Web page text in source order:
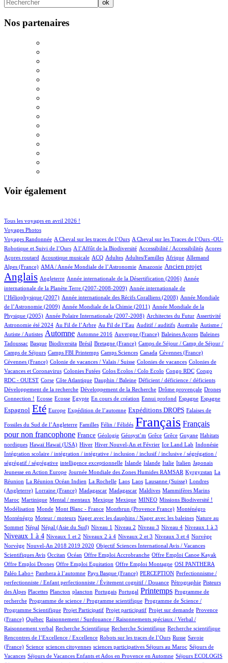
Nos partenaires
Voir également
Tous les voyages en avril 2026 !
194/1040
Voyages Photos
162/1040
Voyages Randonnée
5/1040 A Cheval sur les traces de l’Ours
4/1040
A Cheval sur les Traces de l’Ours -OU-
Robotique et Suivi de l’Ours
4/1040 A l’Affût de la Biodiversité
2/1040 Accessibilité / Accessibilités
6/1040 Acores
1/1040
Açores routard
3/1040 Acoustique musicale
93/1040 ACQ
36/1040 Adultes
16/1040 Adultes/Familles
2/1040 Afrique
70/1040 Allemand
30/1040
Alpes (France)
13/1040 AMA / Année Mondiale de l’Astronomie
8/1040 Amazonie
302/1040 Ancien projet
815/1040
Anglais
81/1040 Angleterre
6/1040 Année internationale de la Désertification (2006)
14/1040
Année
internationale de la Planète Terre (2007-2008-2009)
4/1040
Année internationale de
l’Héliophysique (2007)
1/1040 Année internationale des Récifs Coralliens (2008)
12/1040
Année Mondiale
de l’Astronomie (2009)
2/1040 Année Mondiale de la Chimie (2011)
15/1040
Année Mondiale de la
Physique (2005)
5/1040 Année Polaire Internationale (2007-2008)
2/1040 Architectes du Futur
1/1040 Assertivité
38/1040
Astronomie été 2024
25/1040 Au Fil de l’Arbre
13/1040 Au Fil de l’Eau
2/1040 Auditif / auditifs
1/1040 Australie
2/1040
Autisme /
Autiste / Autistes
474/1040 Automne
5/1040 Automne 2016
7/1040 Auvergne (France)
1/1040 Baleines Açores
2/1040
Baleines
Tadoussac
1/1040 Basque
96/1040 Biodiversita
2/1040 Brésil
17/1040 Bretagne (France)
102/1040
Camps de Séjour / Camp de Séjour /
Camps de Séjours
3/1040 Camps FBI Printemps
13/1040 Camps Sciences
7/1040 Canada
3/1040 Cévennes (France)
2/1040
Cévennes (France)
1/1040 Colonie de vacances / Valais / Suisse
5/1040 Colonies de vacances
4/1040
Colonies de
Vacances et Coronavirus
1/1040 Colonies Futées
1/1040 Colos Ecolos / Colo Ecolo
2/1040 Congo RDC
2/1040
Congo
RDC - OUEST
1/1040 Corse
25/1040 Côte Atlantique
1/1040 Dauphin / Baleine
2/1040 Déficient / déficience / déficients
1/1040
Développement de la recherche
1/1040 Développement de la Recherche
2/1040 Drôme provençale
26/1040
Drones
Connection !
2/1040 Ecosse
2/1040 Ecosse
1/1040 Egypte
19/1040 En cours de création
1/1040 Ennui profond
41/1040 Espagne
20/1040 Espagne
286/1040
Espagnol
784/1040Eté
13/1040 Europe
169/1040 Expédition de l’automne
262/1040 Expéditions DROPS
9/1040 Falaises de
Fossiles du Sud de l’Angleterre Familles Félin / Félidés Français Français
pour non francophone
324/1040 France
48/1040 Géologie
1/1040 Géosyst’m
1/1040 Grêce
1/1040 Grêce
1/1040 Guyane
3/1040
Habitats
nordiques
2/1040 Hawaï
2/1040 Hawaï (USA)
166/1040 Hiver
32/1040 Hiver Nouvel-An et Février
14/1040 Ice Land Lab
2/1040 Indonésie
1/1040
Intégration scolaire / intégration / intégrative / inclusion / inclusif / inclusive / ségrégation /
ségrégatif / ségrégative
1/1040 intelligence exceptionnelle
15/1040 Islande
14/1040 Islande
9/1040 Italie
78/1040 Italien
6/1040 Japonais
2/1040
Jeunesse en Action Europe
5/1040 Journée Mondiale des Zones Humides RAMSAR
95/1040 Kyrgyzstan
6/1040
La
Réunion
5/1040La Réunion Océan Indien
1/1040 La Rochelle
1/1040 Laos
1/1040 Laos
4/1040 Lausanne (Suisse)
72/1040
Londres
(Angleterre)
2/1040 Lorraine (France)
10/1040 Madagascar
10/1040 Madagascar
2/1040 Maldives
1/1040 Mammifères Marins
12/1040
Maroc
14/1040Martinique
2/1040 Mental / mentaux
1/1040 Mexique
1/1040 Mexique
41/1040 MINEO
46/1040 Missions Biodiversité !
1/1040
Modélisation
3/1040 Monde
1/1040 Mont Blanc - France
10/1040 Montbrun (Provence France)
17/1040 Monténégro
17/1040
Monténégro
2/1040 Moteur / moteurs
2/1040 Nager avec les dauphins / Nager avec les baleines
3/1040
Nature au
Sommet
21/1040Népal
21/1040 Népal (Asie du Sud)
15/1040 Niveau 1
16/1040 Niveau 2
14/1040 Niveau 3
113/1040 Niveau 4
113/1040 Niveaux 1 à 3
461/1040
Niveaux 1 à 4
16/1040 Niveaux 1 et 2
74/1040 Niveaux 2 à 4
16/1040 Niveaux 2 et 3
187/1040 Niveaux 3 et 4
3/1040 Norvège
3/1040
Norvège
14/1040Nouvel-An 2018 2019 2020
1/1040
Objectif Sciences International Avis / Vacances
Scientifiques Avis
9/1040 Occitan
180/1040 Océan
1/1040 Offre Emploi Accrobranche
1/1040 Offre Emploi Canoe Kayak
1/1040
Offre Emploi Drones
1/1040 Offre Emploi Equitation
1/1040 Offre Emploi Montagne
107/1040 OSI PANTHERA
106/1040
Paléo Labo+
106/1040 Panthera à l’automne
5/1040 Pays Basque (France)
52/1040 PERCEPTION
1/1040
Perfectionnisme /
perfectionniste / Enfant perfectionniste / Évitement cognitif / Douance
9/1040 Pétrographie
8/1040
Pisteurs
des Alpes
3/1040 Placettes
1/1040 Plancton
1/1040 plancton
12/1040 Portugais
3/1040 Portugal
475/1040 Printemps
1/1040
Programme de
recherche
1/1040 Programme de science / Programme scientifique
2/1040
Programme de Science /
Programme Scientifique
1/1040 Projet Participatif
1/1040 Projet participatif
15/1040 Projet sur demande
82/1040
Provence
(France)
6/1040Québec
1/1040
Raisonnement / Surdouance / Raisonnements spéciaux / Verbal /
Raisonnement verbal
1/1040 Recherche Scientifique
1/1040 Recherche Scientifique
1/1040 Recherche scientifique
1/1040
Rencontres de l’Excellence / Excellence
5/1040 Robots sur les traces de l’Ours
95/1040 Russe
6/1040
Savoie
(France)
10/1040Science
1/1040 sciences citoyennes
1/1040 sciences participatives
3/1040 Séjours au Maroc
93/1040
Séjours de
Vacances
74/1040Séjours de Vacances Enfants et Ados en Provence en Automne
3/1040 Séjours ECOLOGIS
21/1040